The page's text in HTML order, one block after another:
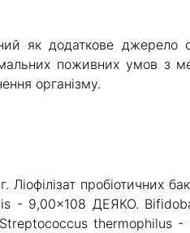
додаткове джерело
поживних умов з
організму.
Ліофілізат пробіотичних
- 9,00x108 ДЕЯКО.
thermophilus